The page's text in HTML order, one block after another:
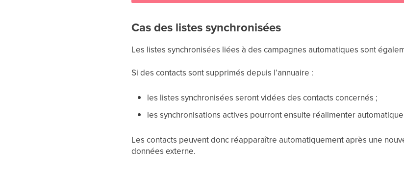
Cas des listes synchronisées
Les listes synchronisées liées à des campagnes automatiques sont
Si des contacts sont supprimés depuis l’annuaire :
les listes synchronisées seront vidées des contacts concernés ;
les synchronisations actives pourront ensuite réalimenter
Les contacts peuvent donc réapparaître automatiquement après une
données externe.